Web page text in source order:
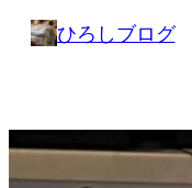
キ
ッ
ひろしブログ